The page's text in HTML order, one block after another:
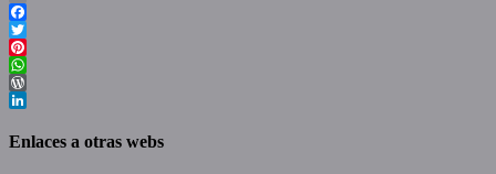
Email
Facebook
Twitter
Pinterest
WhatsApp
WordPress
Enlaces a otras webs